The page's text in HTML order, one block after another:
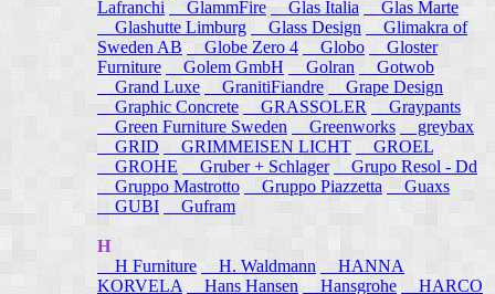
Lafranchi
GlammFire Glas Italia
Glas Marte
Glashutte Limburg
Glass Design
Glimakra of
Sweden AB
Globe Zero 4 Globo
Gloster
Furniture
Golem GmbH Golran
Gotwob
Grand Luxe
GranitiFiandre
Grape Design
Graphic Concrete
GRASSOLER
Graypants
Green Furniture Sweden
Greenworks
greybax
GRID
GRIMMEISEN LICHT
GROEL
GROHE
Gruber + Schlager
Grupo Resol - Dd
Gruppo Mastrotto
Gruppo Piazzetta
Guaxs
GUBI
Gufram
H
H Furniture
H. Waldmann
HANNA
KORVELA
Hans Hansen Hansgrohe HARCO